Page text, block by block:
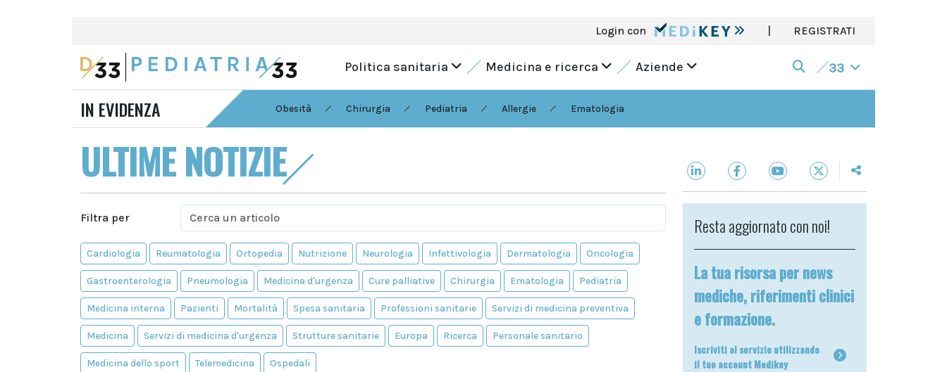
Login con | REGISTRATI
Politica sanitaria Medicina e ricerca Aziende 33
IN EVIDENZA Obesità Chirurgia Pediatria Allergie Ematologia
ULTIME NOTIZIE
Filtra per
Cardiologia Reumatologia Ortopedia Nutrizione Neurologia Infettivologia Dermatologia Oncologia
Gastroenterologia Pneumologia Medicina d'urgenza Cure palliative Chirurgia Ematologia Pediatria
Medicina interna Pazienti Mortalità Spesa sanitaria Professioni sanitarie Servizi di medicina preventiva
Medicina Servizi di medicina d'urgenza Strutture sanitarie Europa Ricerca Personale sanitario
Medicina dello sport Telemedicina Ospedali
Resta aggiornato con noi!
La tua risorsa per news
mediche, riferimenti clinici
e formazione.
Iscriviti al servizio utilizzando
il tuo account Medikey